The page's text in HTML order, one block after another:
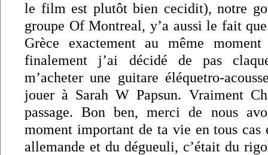
le film est plutôt bien cecidit), notre
groupe Of Montreal, y’a aussi le fait
Grèce exactement au même
finalement j’ai décidé de pas
m’acheter une guitare éléquetro-
jouer à Sarah W Papsun. Vraiment
passage. Bon ben, merci de nous
moment important de ta vie en tous cas
allemande et du dégueuli, c’était du